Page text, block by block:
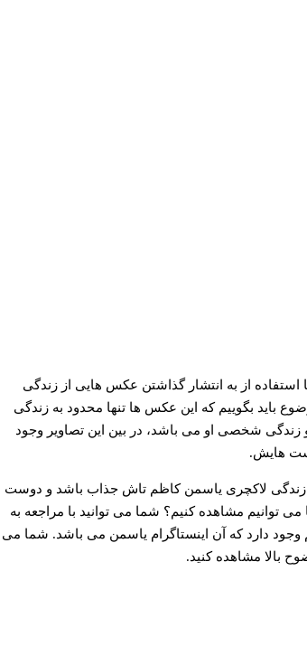
از به انتشار گذاشتن عکس هایی از زندگی
باید بگوییم که این عکس ها تنها محدود به زندگی
زندگی شخصی او می باشد، در بین این تصاویر وجود
هایش.
زندگی لاکچری یاسمن کاظم تاش جذاب باشد و دوست
توانیم مشاهده کنیم؟ شما می توانید با مراجعه به
وجود دارد که آن اینستاگرام یاسمن می باشد. شما می
بالا مشاهده کنید.